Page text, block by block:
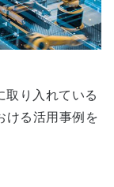
り入れている
ける活用事例を